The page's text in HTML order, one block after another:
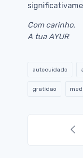
Com carinho,
A tua AYUR
autocuidado
gratidao